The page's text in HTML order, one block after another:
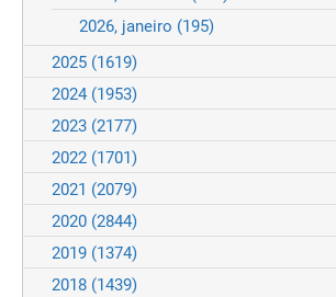
2026, janeiro (195)
2025 (1619)
2024 (1953)
2023 (2177)
2022 (1701)
2021 (2079)
2020 (2844)
2019 (1374)
2018 (1439)